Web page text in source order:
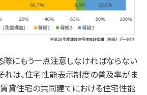
際にもう一点注意しなければならない
れは、住宅性能表示制度の普及率がま
賃貸住宅の共同建てにおける住宅性能